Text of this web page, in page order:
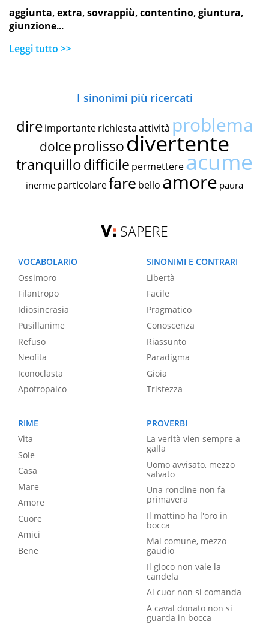
aggiunta,extra,sovrappiù,contentino,giuntura,
giunzione...
Leggi tutto >>
I sinonimi più ricercati
dire importante richiestaattività problema
dolce prolissodivertente
tranquillodifficile permettereacume
inerme particolarefare bello amore paura
SAPERE
VOCABOLARIO
Ossimoro
Filantropo
Idiosincrasia
Pusillanime
Refuso
Neofita
Iconoclasta
Apotropaico
SINONIMI E CONTRARI
Libertà
Facile
Pragmatico
Conoscenza
Riassunto
Paradigma
Gioia
Tristezza
RIME
Vita
Sole
Casa
Mare
Amore
Cuore
Amici
Bene
PROVERBI
La verità vien sempre a
galla
Uomo avvisato, mezzo
salvato
Una rondine non fa
primavera
Il mattino ha l'oro in
bocca
Mal comune, mezzo
gaudio
Il gioco non vale la
candela
Al cuor non si comanda
A caval donato non si
guarda in bocca